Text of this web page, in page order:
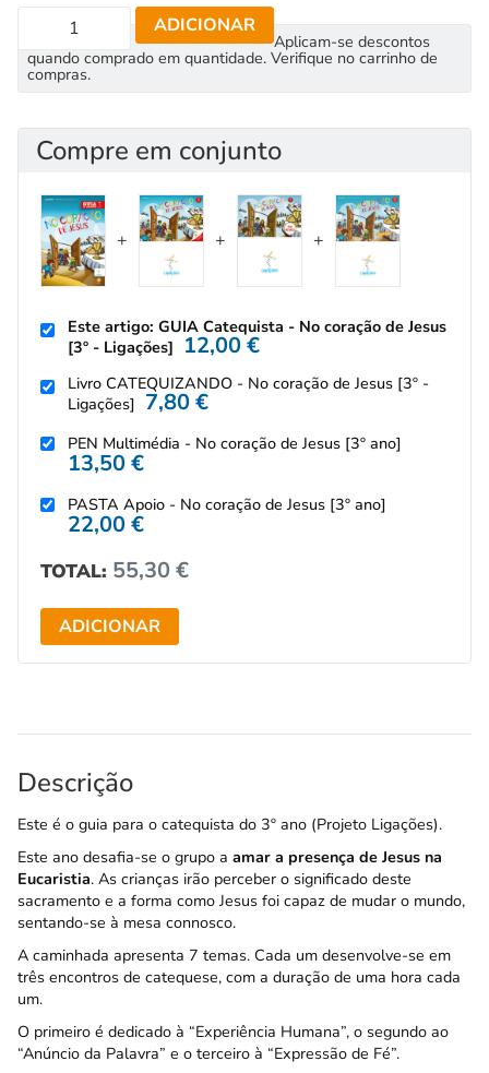
ADICIONAR
Aplicam-se descontos
quando comprado em quantidade. Verifique no carrinho de
compras.
Compre em conjunto
Este artigo: GUIA Catequista - No coração de Jesus
[3º - Ligações] 12,00€
Livro CATEQUIZANDO - No coração de Jesus [3º -
Ligações] 7,80€
PEN Multimédia - No coração de Jesus [3º ano]
13,50€
PASTA Apoio - No coração de Jesus [3º ano]
22,00€
TOTAL: 55,30 €
ADICIONAR
Descrição
Este é o guia para o catequista do 3º ano (Projeto Ligações).
Este ano desafia-se o grupo a amar a presença de Jesus na
Eucaristia. As crianças irão perceber o significado deste
sacramento e a forma como Jesus foi capaz de mudar o mundo,
sentando-se à mesa connosco.
A caminhada apresenta 7 temas. Cada um desenvolve-se em
três encontros de catequese, com a duração de uma hora cada
um.
O primeiro é dedicado à “Experiência Humana”, o segundo ao
“Anúncio da Palavra” e o terceiro à “Expressão de Fé”.